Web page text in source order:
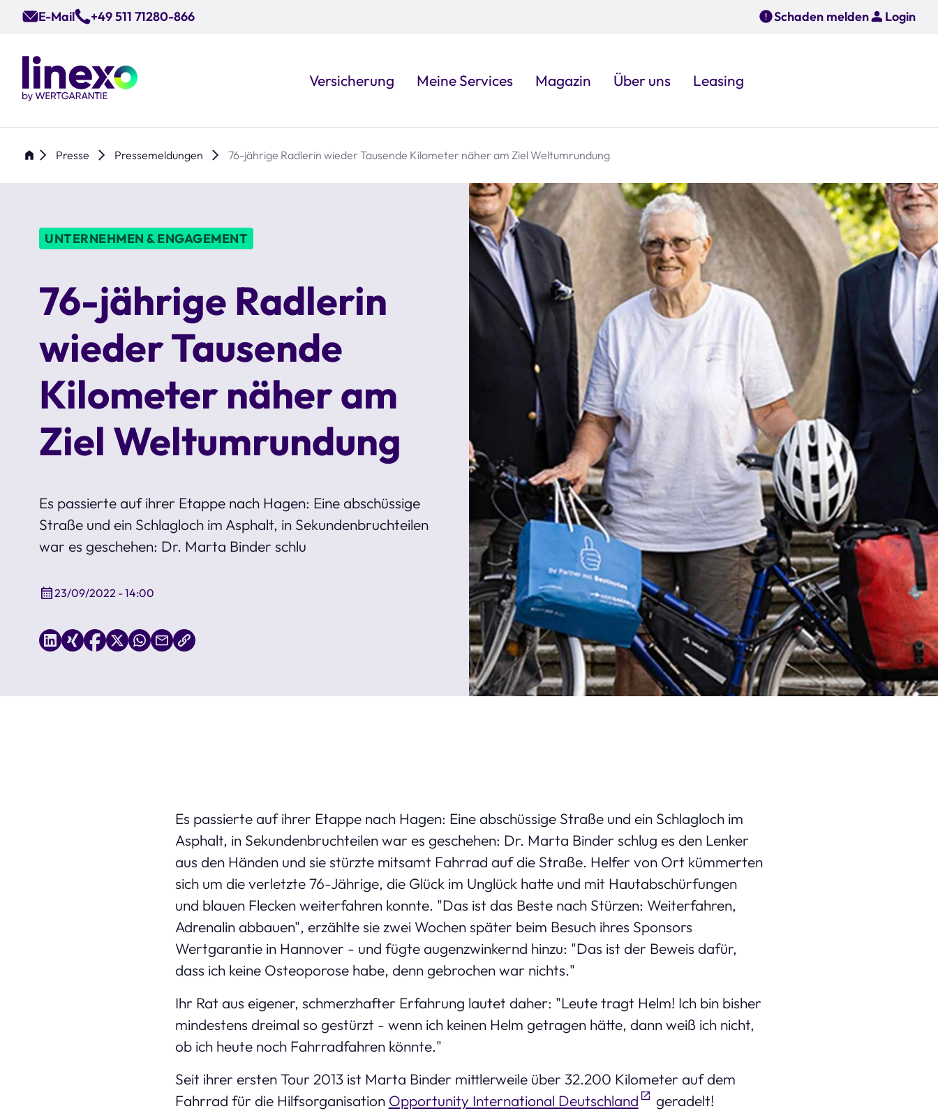
Skip
content
E-Mail +49 511 71280-866 Schaden melden Login
Versicherung Meine Services Magazin Über uns Leasing
Presse Pressemeldungen 76-jährige Radlerin wieder Tausende Kilometer näher am Ziel Weltumrundung
UNTERNEHMEN & ENGAGEMENT
76-jährige Radlerin
wieder Tausende
Kilometer näher am
Ziel Weltumrundung
Es passierte auf ihrer Etappe nach Hagen: Eine abschüssige
Straße und ein Schlagloch im Asphalt, in Sekundenbruchteilen
war es geschehen: Dr. Marta Binder schlu
23/09/2022 - 14:00
Es passierte auf ihrer Etappe nach Hagen: Eine abschüssige Straße und ein Schlagloch im
Asphalt, in Sekundenbruchteilen war es geschehen: Dr. Marta Binder schlug es den Lenker
aus den Händen und sie stürzte mitsamt Fahrrad auf die Straße. Helfer von Ort kümmerten
sich um die verletzte 76-Jährige, die Glück im Unglück hatte und mit Hautabschürfungen
und blauen Flecken weiterfahren konnte. "Das ist das Beste nach Stürzen: Weiterfahren,
Adrenalin abbauen", erzählte sie zwei Wochen später beim Besuch ihres Sponsors
Wertgarantie in Hannover - und fügte augenzwinkernd hinzu: "Das ist der Beweis dafür,
dass ich keine Osteoporose habe, denn gebrochen war nichts."
Ihr Rat aus eigener, schmerzhafter Erfahrung lautet daher: "Leute tragt Helm! Ich bin bisher
mindestens dreimal so gestürzt - wenn ich keinen Helm getragen hätte, dann weiß ich nicht,
ob ich heute noch Fahrradfahren könnte."
Seit ihrer ersten Tour 2013 ist Marta Binder mittlerweile über 32.200 Kilometer auf dem
Fahrrad für die Hilfsorganisation Opportunity International Deutschland
geradelt!